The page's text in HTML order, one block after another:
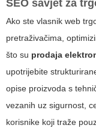
SEO savjet za
Ako ste vlasnik web
pretraživačima,
što su prodaja
upotrijebite
opise proizvoda s
vezanih uz sigurnost,
korisnike koji traže